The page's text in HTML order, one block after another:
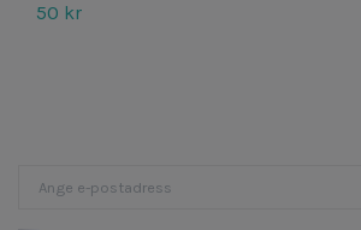
50 kr